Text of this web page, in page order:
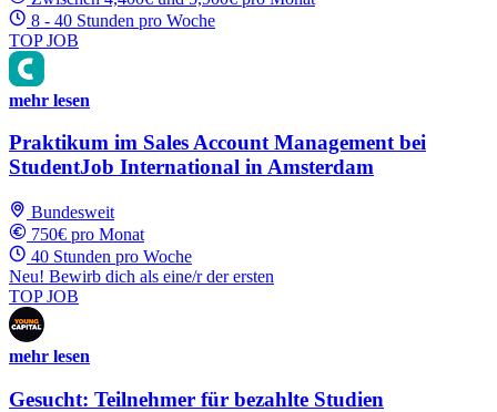
8 - 40 Stunden pro Woche
TOP JOB
mehr lesen
Praktikum im Sales Account Management bei
StudentJob International in Amsterdam
Bundesweit
750€ pro Monat
40 Stunden pro Woche
Neu! Bewirb dich als eine/r der ersten
TOP JOB
mehr lesen
Gesucht: Teilnehmer für bezahlte Studien